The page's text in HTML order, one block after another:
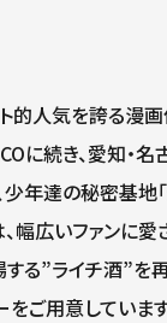
人気を誇る漫画
に続き、愛知・
少年達の秘密基地
広いファンに愛
る”ライチ酒”を
ご用意しています